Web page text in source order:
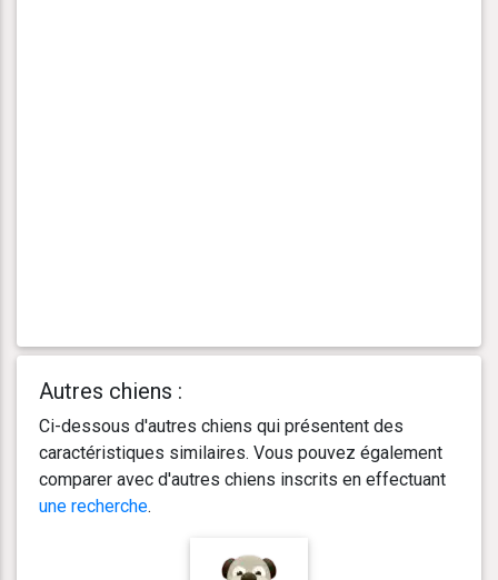
Autres chiens :
Ci-dessous d'autres chiens qui présentent des
caractéristiques similaires. Vous pouvez également
comparer avec d'autres chiens inscrits en effectuant
une recherche.